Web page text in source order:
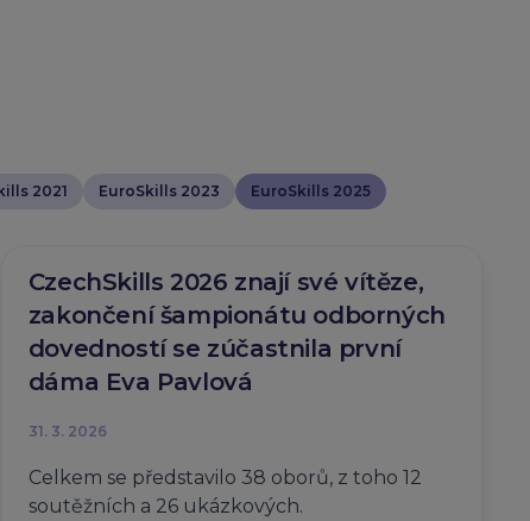
2021 EuroSkills 2023
EuroSkills 2025
CzechSkills 2026 znají své vítěze,
zakončení šampionátu odborných
dovedností se zúčastnila první
dáma Eva Pavlová
31. 3. 2026
Celkem se představilo 38 oborů, z toho 12
soutěžních a 26 ukázkových.